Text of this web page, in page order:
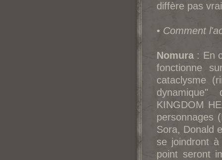
diffère pas
• Comment
Nomura : En
fonctionne
cataclysme
KINGDOM
personnages
Sora, Donald
se joindront
point seront